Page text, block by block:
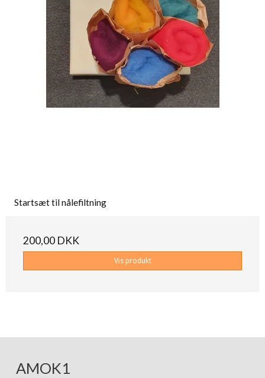
Startsæt til nålefiltning
200,00 DKK
Vis produkt
AMOK1